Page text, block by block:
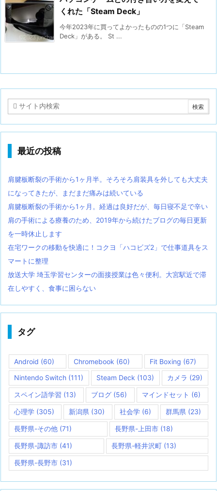
くれた「Steam Deck」
今年2023年に買ってよかったものの1つに「Steam
Deck」がある。 St ...
最近の投稿
肩腱板断裂の手術から1ヶ月半。そろそろ肩装具を外しても大丈夫
になってきたが、まだまだ痛みは続いている
肩腱板断裂の手術から1ヶ月。経過は良好だが、毎日寝不足で辛い
肩の手術による療養のため、2019年から続けたブログの毎日更新
を一時休止します
在宅ワークの移動を快適に！コクヨ「ハコビズ2」で仕事道具をス
マートに整理
放送大学 埼玉学習センターの面接授業は色々便利。大宮駅近で滞
在しやすく、食事に困らない
タグ
Android (60) Chromebook (60) Fit Boxing (67)
Nintendo Switch (111) Steam Deck (103) カメラ (29)
スペイン語学習 (13) ブログ (56) マインドセット (6)
心理学 (305) 新潟県 (30) 社会学(6) 群馬県 (23)
長野県-その他 (71) 長野県-上田市(18)
長野県-諏訪市 (41) 長野県-軽井沢町 (13)
長野県-長野市 (31)